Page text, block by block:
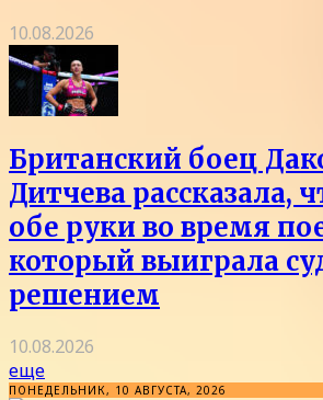
10.08.2026
Британский боец
Дитчева рассказала,
обе руки во время
который выиграла
решением
10.08.2026
еще
ПОНЕДЕЛЬНИК, 10 АВГУСТА, 2026